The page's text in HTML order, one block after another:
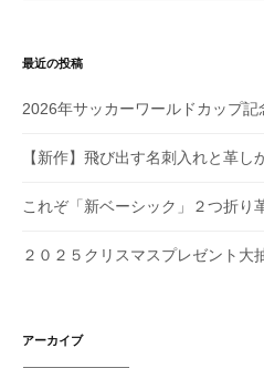
リ
最近の投稿
2026年サッカーワールドカップ記
【新作】飛び出す名刺入れと革し
これぞ「新ベーシック」２つ折
２０２５クリスマスプレゼント大
アーカイブ